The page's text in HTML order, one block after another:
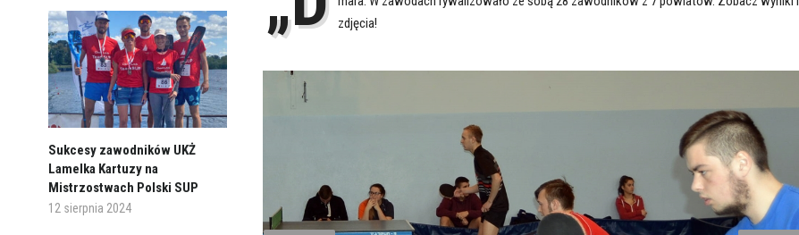
Sukcesy zawodników UKŻ
Lamelka Kartuzy na
Mistrzostwach Polski SUP
12 sierpnia 2024
zdjęcia!